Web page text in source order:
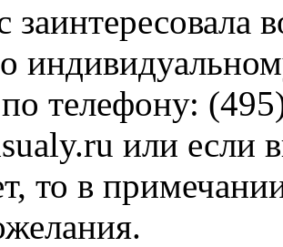
заинтересовала
телефону:
или если
то в